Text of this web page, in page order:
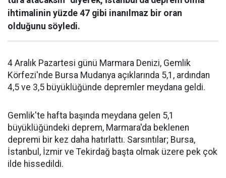
ihtimalinin yüzde 47 gibi inanılmaz bir oran
olduğunu söyledi.
4 Aralık Pazartesi günü Marmara Denizi, Gemlik
Körfezi'nde Bursa Mudanya açıklarında 5,1, ardından
4,5 ve 3,5 büyüklüğünde depremler meydana geldi.
Gemlik'te hafta başında meydana gelen 5,1
büyüklüğündeki deprem, Marmara'da beklenen
depremi bir kez daha hatırlattı. Sarsıntılar; Bursa,
İstanbul, İzmir ve Tekirdağ başta olmak üzere pek çok
ilde hissedildi.